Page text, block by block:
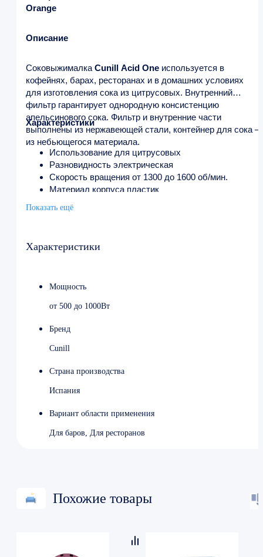
Orange
Описание
Соковыжималка Cunill Acid One используется в
кофейнях, барах, ресторанах и в домашних условиях
для изготовления сока из цитрусовых. Внутренний
фильтр гарантирует однородную консистенцию
апельсинового сока. Фильтр и внутренние части
выполнены из нержавеющей стали, контейнер для сока –
из небьющегося материала.
Характеристики
Использование для цитрусовых
Разновидность электрическая
Скорость вращения от 1300 до 1600 об/мин.
Материал корпуса пластик
Мощность 0.57 кВт
Высота 380 мм
Страна производства Испания
Показать ещё
Характеристики
Мощность
от 500 до 1000Вт
Бренд
Сunill
Страна производства
Испания
Вариант области применения
Для баров, Для ресторанов
Похожие товары